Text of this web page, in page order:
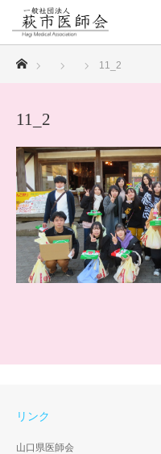
11_2
11_2
リンク
山口県医師会